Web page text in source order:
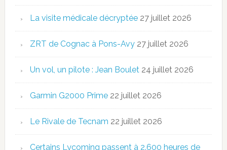
La visite médicale décryptée 27 juillet 2026
ZRT de Cognac à Pons-Avy 27 juillet 2026
Un vol, un pilote : Jean Boulet 24 juillet 2026
Garmin G2000 Prime 22 juillet 2026
Le Rivale de Tecnam 22 juillet 2026
Certains Lycoming passent à 2.600 heures de